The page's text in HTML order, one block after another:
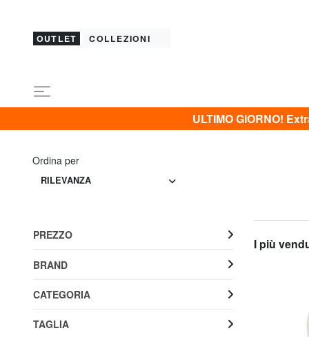
OUTLET COLLEZIONI
ULTIMO GIORNO!
Ordina per
RILEVANZA
I più
PREZZO
BRAND
CATEGORIA
TAGLIA